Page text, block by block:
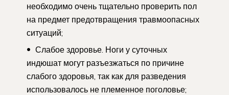
необходимо очень тщательно проверить пол
на предмет предотвращения травмоопасных
ситуаций;
Слабое здоровье. Ноги у суточных
индюшат могут разъезжаться по причине
слабого здоровья, так как для разведения
использовалось не племенное поголовье;